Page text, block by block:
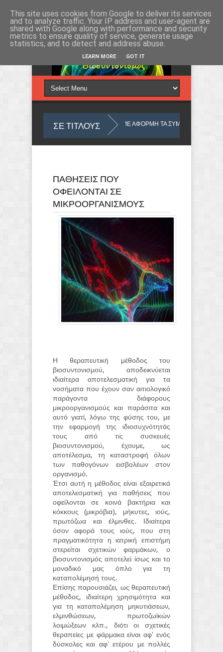
Παρασκευή 7, Αυγ 2026
ΣΕ ΤΙΤΛΟΥΣΜΕ ΑΦΟΡΜΗ ΤΑ ΣΥΜΠΤΩΜΑΤΑ
Ο ΥΛΙΚΟΣ ΚΟΣΜΟΣ ΠΟΥ ΖΟΥΜΕ ΑΠΟ ΑΠΟΨΗ ΟΥΣΙΑΣ
ΠΑΘΗΣΕΙΣ ΠΟΥ
ΟΦΕΙΛΟΝΤΑΙ ΣΕ
ΜΙΚΡΟΟΡΓΑΝΙΣΜΟΥΣ
Η θεραπευτική μέθοδος του
βιοσυντονισμού, αποδεικνύεται
ιδιαίτερα αποτελεσματική για τα
νοσήματα που έχουν σαν αιτιολογικό
παράγοντα διάφορους
μικροοργανισμούς και παράσιτα και
αυτό γιατί, λόγω της φύσης του, με
την εφαρμογή της ιδιοσυχνότητάς
τους από τις συσκευές
βιοσυντονισμού, έχουμε, ως
αποτέλεσμα, τη καταστροφή όλων
των παθογόνων εισβολέων στον
οργανισμό.
Έτσι αυτή η μέθοδος είναι εξαιρετικά
αποτελεσματική για παθήσεις που
οφείλονται σε κοινά βακτήρια και
κόκκους (μικρόβια), μήκυτες, ιούς,
πρωτόζωα και έλμινθες. Ιδιαίτερα
όσον αφορά τους ιούς, που στη
πραγματικότητα η ιατρική επιστήμη
στερείται σχετικών φαρμάκων, ο
βιοσυντονισμός αποτελεί ίσως και το
μοναδικό μας όπλο για τη
καταπολέμησή τους.
Επίσης παρουσιάζει, ως θεραπευτική
μέθοδος, ιδιαίτερη χρησιμότητα και
για τη καταπολέμηση μηκυτιάσεων,
ελμινθώσεων, πρωτοζωϊκών
λοιμώξεων κλπ., διότι οι σχετικές
θεραπείες με φάρμακα είναι αφ' ενός
δύσκολες και αφ' ετέρου με πολλές
This site uses cookies from Google to deliver its services
and to analyze traffic. Your IP address and user-agent are
shared with Google along with performance and security
metrics to ensure quality of service, generate usage
statistics, and to detect and address abuse.
LEARN MORE GOT IT